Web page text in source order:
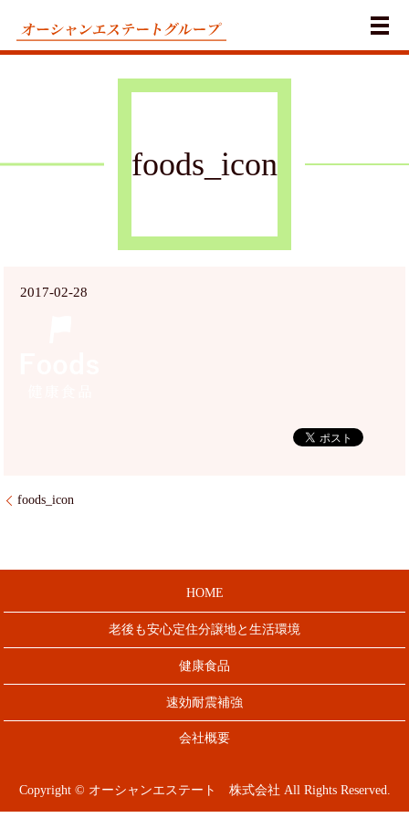
メ
foods_icon
2017-02-28
foods_icon
HOME
老後も安心定住分譲地と生活環境
健康食品
速効耐震補強
会社概要
Copyright © オーシャンエステート 株式会社 All Rights Reserved.